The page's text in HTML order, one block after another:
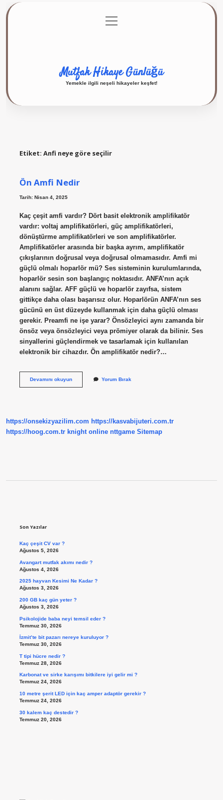
Gizlilik Politikası
menüyü
aç
Mutfak Hikaye Günlüğü
Yemekle ilgili neşeli hikayeler keşfet!
Etiket: Anfi neye göre seçilir
Ön Amfi Nedir
Tarih: Nisan 4, 2025
Kaç çeşit amfi vardır? Dört basit elektronik amplifikatör
vardır: voltaj amplifikatörleri, güç amplifikatörleri,
dönüştürme amplifikatörleri ve son amplifikatörler.
Amplifikatörler arasında bir başka ayrım, amplifikatör
çıkışlarının doğrusal veya doğrusal olmamasıdır. Amfi mi
güçlü olmalı hoparlör mü? Ses sisteminin kurulumlarında,
hoparlör sesin son başlangıç ​​noktasıdır. ANFA’nın açık
alanını sağlar. AFF güçlü ve hoparlör zayıfsa, sistem
gittikçe daha olası başarısız olur. Hoparlörün ANFA’nın ses
gücünü en üst düzeyde kullanmak için daha güçlü olması
gerekir. Preamfi ne işe yarar? Önsözleyici aynı zamanda bir
önsöz veya önsözleyici veya prömiyer olarak da bilinir. Ses
sinyallerini güçlendirmek ve tasarlamak için kullanılan
elektronik bir cihazdır. Ön amplifikatör nedir?…
Devamını okuyunÖn
Yorum Bırak
https://onsekizyazilim.com https://kasvabijuteri.com.tr
https://hoog.com.tr knight online nttgame Sitemap
Son Yazılar
Kaç çeşit CV var ?
Ağustos 5, 2026
Avangart mutfak akımı nedir ?
Ağustos 4, 2026
2025 hayvan Kesimi Ne Kadar ?
Ağustos 3, 2026
200 GB kaç gün yeter ?
Ağustos 3, 2026
Psikolojide baba neyi temsil eder ?
Temmuz 30, 2026
İzmit’te bit pazarı nereye kuruluyor ?
Temmuz 30, 2026
T tipi hücre nedir ?
Temmuz 28, 2026
Karbonat ve sirke karışımı bitkilere iyi gelir mi ?
Temmuz 24, 2026
10 metre şerit LED için kaç amper adaptör gerekir ?
Temmuz 24, 2026
30 kalem kaç destedir ?
Temmuz 20, 2026